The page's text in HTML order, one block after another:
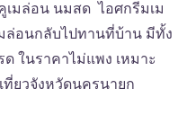
มล่อน นมสด ไอศกรีมเม
ล่อนกลับไปทานที่บ้าน มีทั้ง
ในราคาไม่แพง เหมาะ
ที่ยวจังหวัดนครนายก